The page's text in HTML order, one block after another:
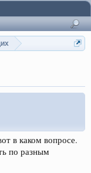
в каком вопросе.
по разным